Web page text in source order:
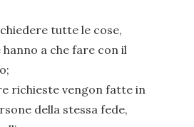
tutte le cose,
hanno a che fare con il
richieste vengon fatte in
della stessa fede,